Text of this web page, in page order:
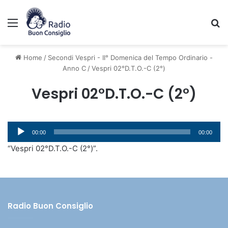
Menu
Home / Secondi Vespri - II° Domenica del Tempo Ordinario -
Anno C /Vespri 02°D.T.O.-C (2°)
Vespri 02°D.T.O.-C (2°)
Audio
Player
00:00 00:00
“Vespri 02°D.T.O.-C (2°)”.
Radio Buon Consiglio